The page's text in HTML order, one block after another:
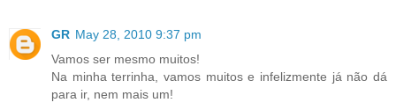
GR May 28, 2010 9:37 pm
Vamos ser mesmo muitos!
Na minha terrinha, vamos muitos e infelizmente já não dá
para ir, nem mais um!